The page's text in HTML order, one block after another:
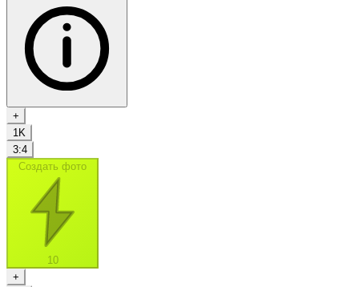
+
1K
3:4
Создать фото
10
+